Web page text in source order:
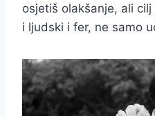
osjetiš olakšanje, ali
i ljudski i fer, ne samo